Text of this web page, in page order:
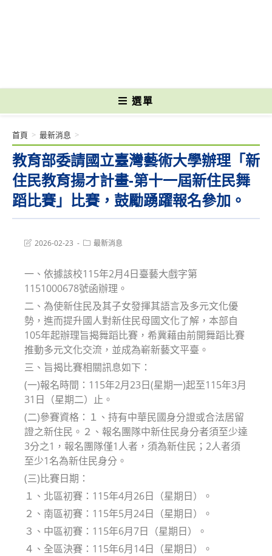
選單
教育部委請國立臺灣藝術大學辦理「新
住民教育揚才計畫-第十一屆新住民舞
蹈比賽」比賽，鼓勵踴躍報名參加。
首頁 > 最新消息 >
Post2026-02-23
Post最新消息
一、依據該校115年2月4日臺藝大戲字第
1151000678號函辦理。
二、為使新住民及其子女發揮其語言及多元文化優
勢，進而提升國人對新住民母國文化了解，本部自
105年起辦理旨揭舞蹈比賽，希冀藉由前開舞蹈比賽
推動多元文化交流，並成為嶄新藝文平臺。
三、旨揭比賽相關訊息如下：
(一)報名時間：115年2月23日(星期一)起至115年3月
31日（星期二）止。
(二)參賽資格：１、持有中華民國身分證或合法居留
證之新住民。２、報名團隊中新住民身分者須至少達
3分之1，報名團隊僅1人者，須為新住民；2人者須
至少1名為新住民身分。
(三)比賽日期：
１、北區初賽：115年4月26日（星期日）。
２、南區初賽：115年5月24日（星期日）。
３、中區初賽：115年6月7日（星期日）。
４、全區決賽：115年6月14日（星期日）。